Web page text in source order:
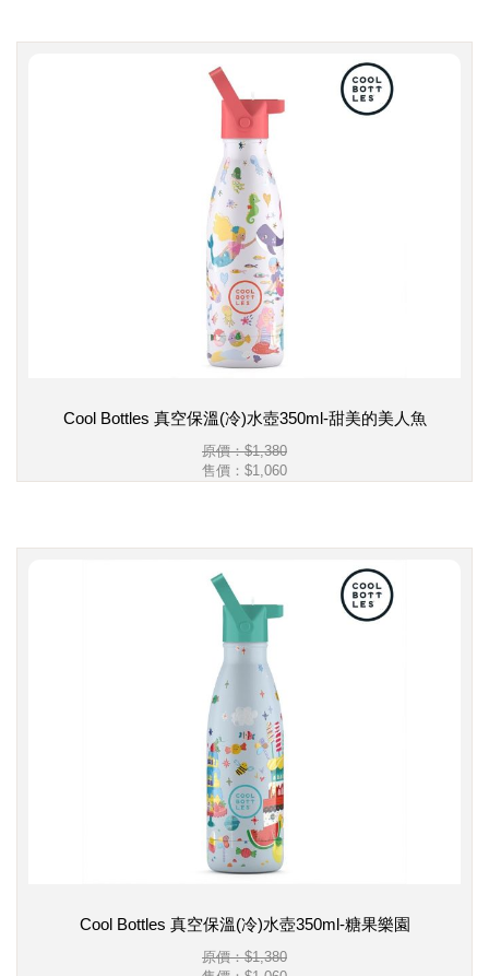
Cool Bottles 真空保溫(冷)水壺350ml-甜美的美人魚
原價：$1,380
售價： $1,060
Cool Bottles 真空保溫(冷)水壺350ml-糖果樂園
原價：$1,380